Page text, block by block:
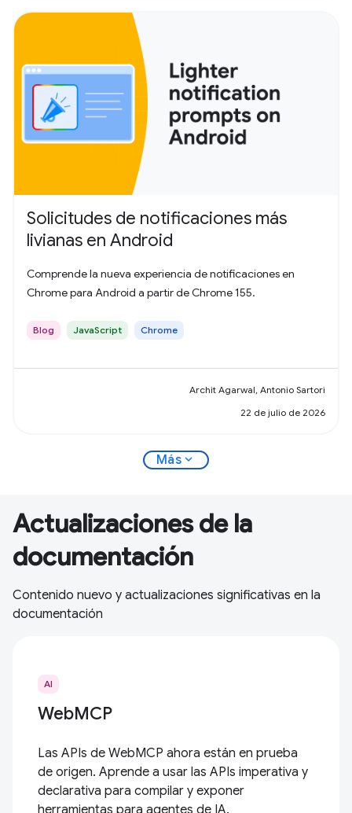
Solicitudes de notificaciones más
livianas en Android
Comprende la nueva experiencia de notificaciones en
Chrome para Android a partir de Chrome 155.
Blog JavaScript Chrome
Archit Agarwal, Antonio Sartori
22 de julio de 2026
Más expand_more
Actualizaciones de la
documentación
Contenido nuevo y actualizaciones significativas en la
documentación
AI
WebMCP
Las APIs de WebMCP ahora están en prueba
de origen. Aprende a usar las APIs imperativa y
declarativa para compilar y exponer